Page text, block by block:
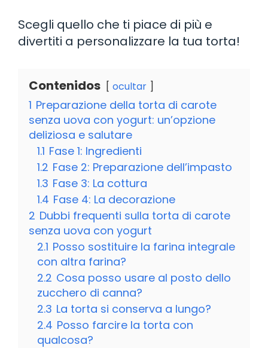
Scegli quello che ti piace di più e
divertiti a personalizzare la tua torta!
Contenidos ocultar
1 Preparazione della torta di carote
senza uova con yogurt: un’opzione
deliziosa e salutare
1.1 Fase 1: Ingredienti
1.2 Fase 2: Preparazione dell’impasto
1.3 Fase 3: La cottura
1.4 Fase 4: La decorazione
2 Dubbi frequenti sulla torta di carote
senza uova con yogurt
2.1 Posso sostituire la farina integrale
con altra farina?
2.2 Cosa posso usare al posto dello
zucchero di canna?
2.3 La torta si conserva a lungo?
2.4 Posso farcire la torta con
qualcosa?